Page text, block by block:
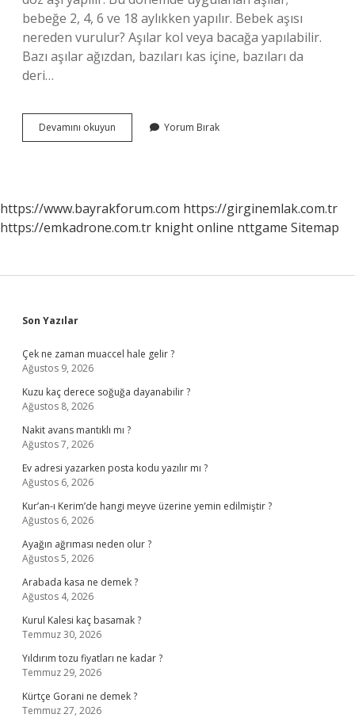
bebeğe 2, 4, 6 ve 18 aylıkken yapılır. Bebek aşısı
nereden vurulur? Aşılar kol veya bacağa yapılabilir.
Bazı aşılar ağızdan, bazıları kas içine, bazıları da
deri…
Devamını okuyun
Ay
Mı
Yorum Bırak
https://www.bayrakforum.com https://girginemlak.com.tr
https://emkadrone.com.tr knight online nttgame Sitemap
Sidebar
Son Yazılar
Çek ne zaman muaccel hale gelir ?
Ağustos 9, 2026
Kuzu kaç derece soğuğa dayanabilir ?
Ağustos 8, 2026
Nakit avans mantıklı mı ?
Ağustos 7, 2026
Ev adresi yazarken posta kodu yazılır mı ?
Ağustos 6, 2026
Kur’an-ı Kerim’de hangi meyve üzerine yemin edilmiştir ?
Ağustos 6, 2026
Ayağın ağrıması neden olur ?
Ağustos 5, 2026
Arabada kasa ne demek ?
Ağustos 4, 2026
Kurul Kalesi kaç basamak ?
Temmuz 30, 2026
Yıldırım tozu fiyatları ne kadar ?
Temmuz 29, 2026
Kürtçe Gorani ne demek ?
Temmuz 27, 2026